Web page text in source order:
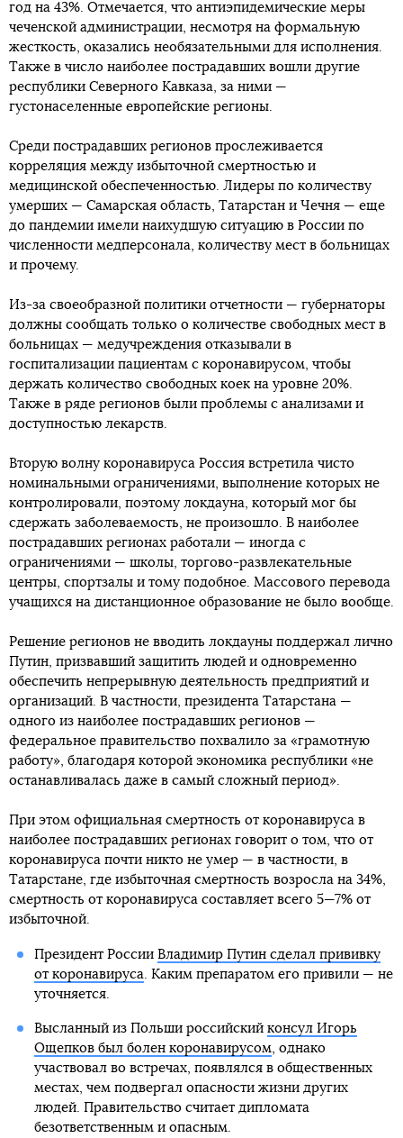
год на 43%. Отмечается, что антиэпидемические меры
чеченской администрации, несмотря на формальную
жесткость, оказались необязательными для исполнения.
Также в число наиболее пострадавших вошли другие
республики Северного Кавказа, за ними —
густонаселенные европейские регионы.
Среди пострадавших регионов прослеживается
корреляция между избыточной смертностью и
медицинской обеспеченностью. Лидеры по количеству
умерших — Самарская область, Татарстан и Чечня — еще
до пандемии имели наихудшую ситуацию в России по
численности медперсонала, количеству мест в больницах
и прочему.
Из-за своеобразной политики отчетности — губернаторы
должны сообщать только о количестве свободных мест в
больницах — медучреждения отказывали в
госпитализации пациентам с коронавирусом, чтобы
держать количество свободных коек на уровне 20%.
Также в ряде регионов были проблемы с анализами и
доступностью лекарств.
Вторую волну коронавируса Россия встретила чисто
номинальными ограничениями, выполнение которых не
контролировали, поэтому локдауна, который мог бы
сдержать заболеваемость, не произошло. В наиболее
пострадавших регионах работали — иногда с
ограничениями — школы, торгово-развлекательные
центры, спортзалы и тому подобное. Массового перевода
учащихся на дистанционное образование не было вообще.
Решение регионов не вводить локдауны поддержал лично
Путин, призвавший защитить людей и одновременно
обеспечить непрерывную деятельность предприятий и
организаций. В частности, президента Татарстана —
одного из наиболее пострадавших регионов —
федеральное правительство похвалило за «грамотную
работу», благодаря которой экономика республики «не
останавливалась даже в самый сложный период».
При этом официальная смертность от коронавируса в
наиболее пострадавших регионах говорит о том, что от
коронавируса почти никто не умер — в частности, в
Татарстане, где избыточная смертность возросла на 34%,
смертность от коронавируса составляет всего 5—7% от
избыточной.
Президент России Владимир Путин сделал прививку
от коронавируса. Каким препаратом его привили — не
уточняется.
Высланный из Польши российский консул Игорь
Ощепков был болен коронавирусом, однако
участвовал во встречах, появлялся в общественных
местах, чем подвергал опасности жизни других
людей. Правительство считает дипломата
безответственным и опасным.